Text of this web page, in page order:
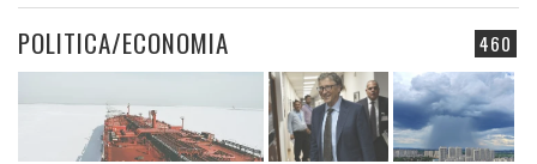
460
POLITICA/ECONOMIA